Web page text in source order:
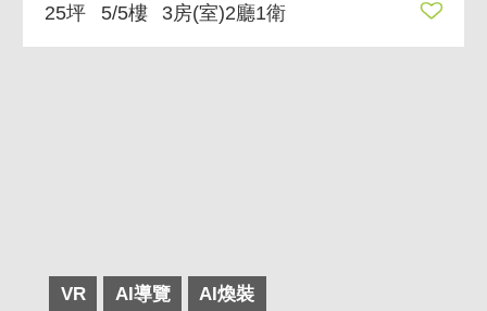
25坪 5/5樓 3房(室)2廳1衛
VR AI導覽 AI煥裝